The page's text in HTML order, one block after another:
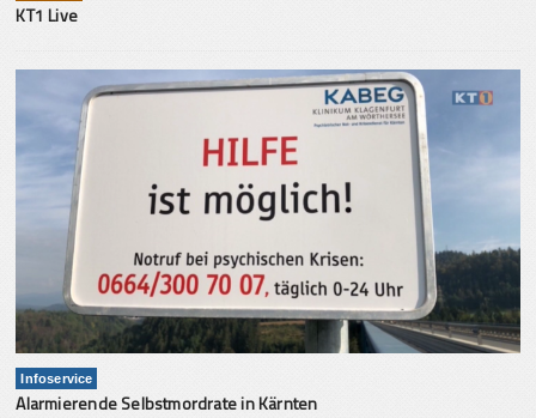
KT1 Live
Infoservice
Alarmierende Selbstmordrate in Kärnten